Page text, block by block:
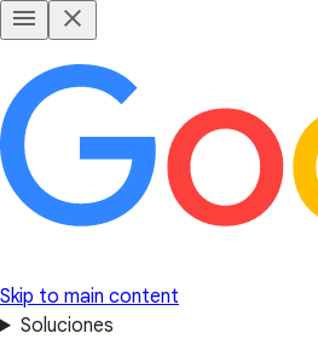
Skip to main content
Soluciones